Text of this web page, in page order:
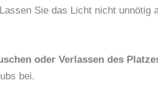
Sie das Licht nicht unnötig
oder Verlassen des
bei.